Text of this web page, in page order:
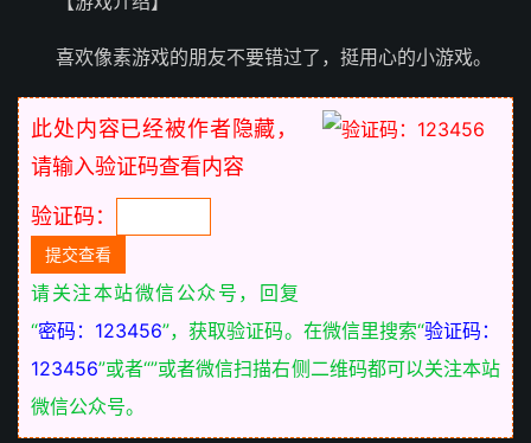
喜欢像素游戏的朋友不要错过了，挺用心的小游戏。
此处内容已经被作者隐藏，
请输入验证码查看内容
验证码：
请关注本站微信公众号，回复
“密码：123456”，获取验证码。在微信里搜索“验证码：
123456”或者“”或者微信扫描右侧二维码都可以关注本站
微信公众号。